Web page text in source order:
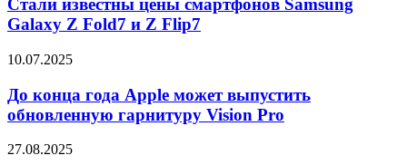
смартфонов
Samsung
Z
и
Z
Стали известны цены смартфонов Samsung
Galaxy Z Fold7 и Z Flip7
До
года
Apple
может
обновленную
10.07.2025
До конца года Apple может выпустить
обновленную гарнитуру Vision Pro
JBL
27.08.2025